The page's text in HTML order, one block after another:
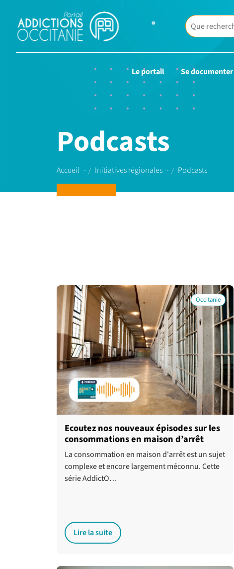
Le portail Se documenter
Podcasts
Accueil Initiatives régionales Podcasts
Occitanie
Ecoutez nos nouveaux épisodes sur les
consommations en maison d’arrêt
La consommation en maison d'arrêt est un sujet
complexe et encore largement méconnu. Cette
série AddictO…
Lire la suite